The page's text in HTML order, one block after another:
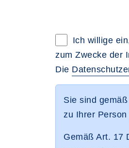
Ich willige
zum Zwecke der
Die
Sie sind
zu Ihrer
Gemäß Art. 17